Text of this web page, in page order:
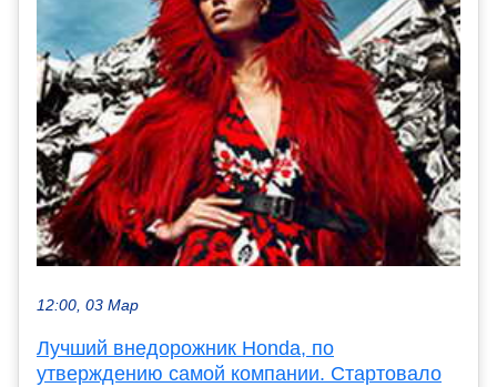
12:00, 03 Мар
Лучший внедорожник Honda, по
утверждению самой компании. Стартовало